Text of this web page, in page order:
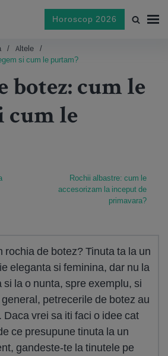
Horoscop 2026
Altele
si cum le purtam?
botez: cum le
cum le
Rochii albastre: cum le
accesorizam la inceput de
primavara?
rochia de botez? Tinuta ta la un
eleganta si feminina, dar nu la
la o nunta, spre exemplu, si
petrecerile de botez au
Daca vrei sa iti faci o idee cat
ce presupune tinuta la un
gandeste-te la tinutele pe